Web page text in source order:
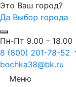
Это Ваш город?
Да Выбор города
Пн-Пт 9.00 – 18.00
8 (800) 201-78-52
bochka38@bk.ru
Меню